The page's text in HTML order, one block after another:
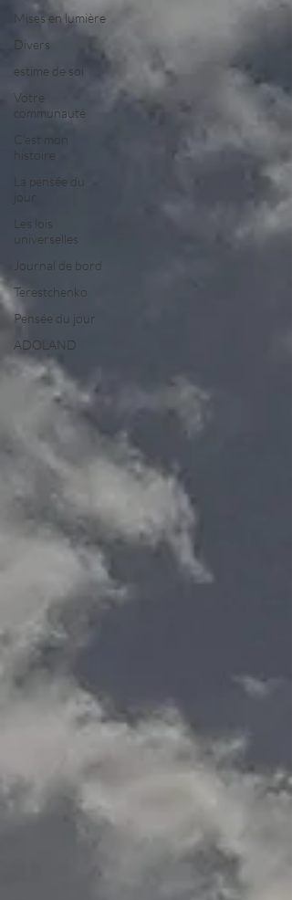
Mises en lumière
Divers
estime de soi
Votre
communauté
C'est mon
histoire
La pensée du
jour
Les lois
universelles
Journal de bord
Terestchenko
Pensée du jour
ADOLAND